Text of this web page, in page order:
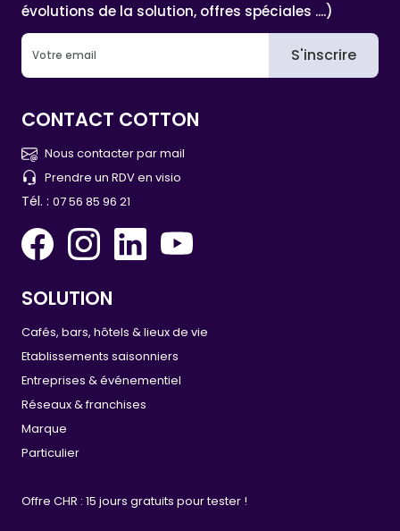
évolutions de la solution, offres spéciales ....)
S'inscrire
CONTACT COTTON
Nous contacter par mail
Prendre un RDV en visio
Tél. : 07 56 85 96 21
SOLUTION
Cafés, bars, hôtels & lieux de vie
Etablissements saisonniers
Entreprises & événementiel
Réseaux & franchises
Marque
Particulier
Offre CHR : 15 jours gratuits pour tester !